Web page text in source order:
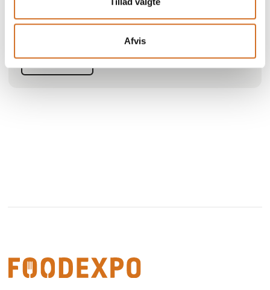
Afvis
for at give en uimodståelig cremet, rig, blød og
Siden 1932 har Chocomel bevist at være en fantastisk
kombination, som kan nydes iskold og på farten e